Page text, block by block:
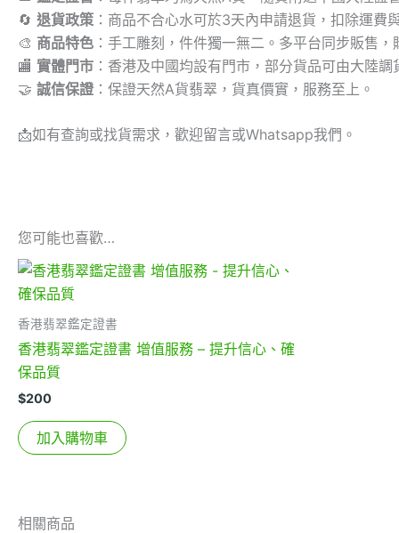
🔄 退貨政策 ：商品不合心水可於3天內申請退貨，扣除運費
🎨 商品特色 ：手工雕刻，件件獨一無二。多平台同步販售
🏬 實體門市 ：香港及中國均設有門市，部分貨品可由大陸
🤝 誠信保證 ：保證天然A貨翡翠，貨真價實，服務至上。
📩如有查詢或找貨需求，歡迎留言或Whatsapp我們。
您可能也喜歡…
香港翡翠鑑定證書
香港翡翠鑑定證書 增值服務 – 提升信心、確
保品質
$200
加入購物車
相關商品